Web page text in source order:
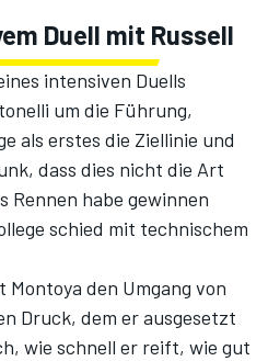
Duell mit Russell
intensiven Duells
um die Führung,
als erstes die Ziellinie und
dass dies nicht die Art
Rennen habe gewinnen
schied mit technischem
Montoya den Umgang von
Druck, dem er ausgesetzt
wie schnell er reift, wie gut